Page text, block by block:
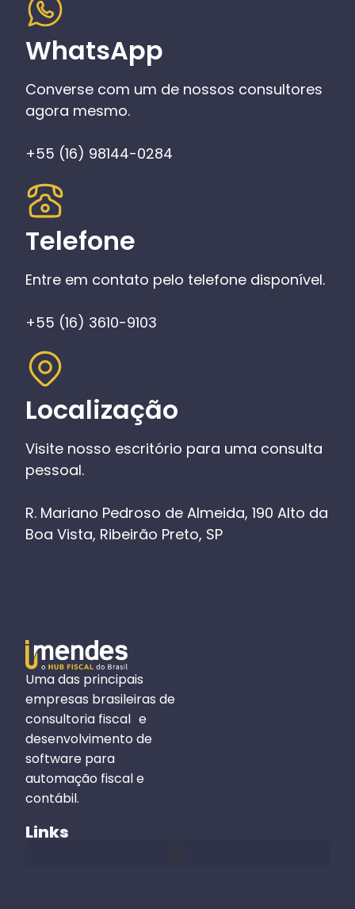
WhatsApp
Converse com um de nossos consultores
agora mesmo.
+55 (16) 98144-0284
Telefone
Entre em contato pelo telefone disponível.
+55 (16) 3610-9103
Localização
Visite nosso escritório para uma consulta
pessoal.
R. Mariano Pedroso de Almeida, 190 Alto da
Boa Vista, Ribeirão Preto, SP
Uma das principais
empresas brasileiras de
consultoria fiscal e
desenvolvimento de
software para
automação fiscal e
contábil.
Links